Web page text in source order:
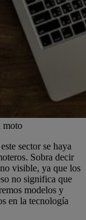
moto
sector se haya
Sobra decir
visible, ya que los
no significa que
modelos y
en la tecnología